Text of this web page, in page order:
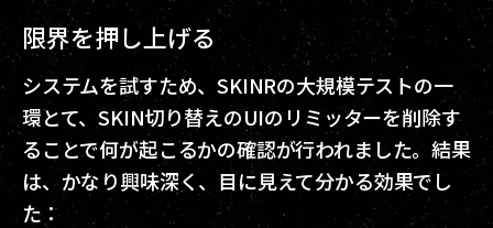
限界を押し上げる
システムを試すため、SKINRの大規模テストの一
環とて、SKIN切り替えのUIのリミッターを削除す
ることで何が起こるかの確認が行われました。結果
は、かなり興味深く、目に見えて分かる効果でし
た：